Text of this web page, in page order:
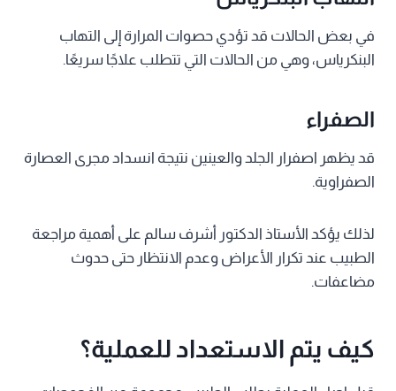
في بعض الحالات قد تؤدي حصوات المرارة إلى التهاب
البنكرياس، وهي من الحالات التي تتطلب علاجًا سريعًا.
الصفراء
قد يظهر اصفرار الجلد والعينين نتيجة انسداد مجرى العصارة
الصفراوية.
لذلك يؤكد الأستاذ الدكتور أشرف سالم على أهمية مراجعة
الطبيب عند تكرار الأعراض وعدم الانتظار حتى حدوث
مضاعفات.
كيف يتم الاستعداد للعملية؟